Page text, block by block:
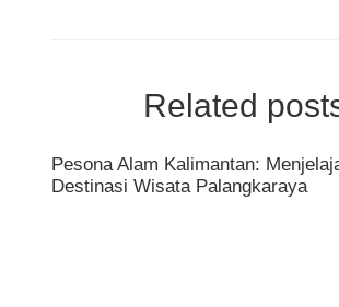
Related
Pesona Alam Kalimantan:
Destinasi Wisata Palangkaraya